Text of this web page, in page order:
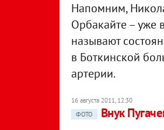
Напомним,
Орбакайте – уже
называют
в Боткинской
артерии.
16 августа 2011, 12:30
ФОТО
Внук